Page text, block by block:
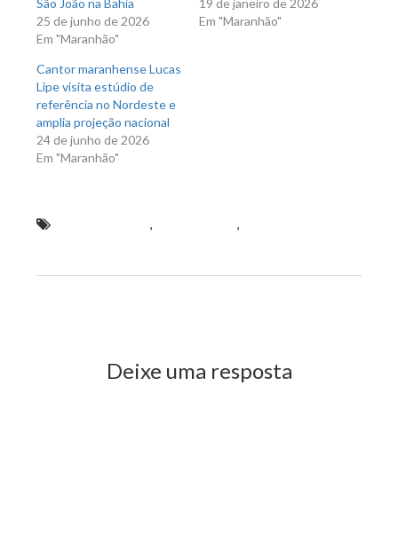
São João na Bahia
25 de junho de 2026
Em "Maranhão"
19 de janeiro de 2026
Em "Maranhão"
Cantor maranhense Lucas
Lipe visita estúdio de
referência no Nordeste e
amplia projeção nacional
24 de junho de 2026
Em "Maranhão"
, ,
Deixe uma resposta